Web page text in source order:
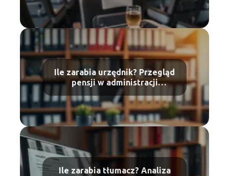
Ile zarabia urzędnik? Przegląd
pensji w administracji
publicznej
Ile zarabia tłumacz? Analiza